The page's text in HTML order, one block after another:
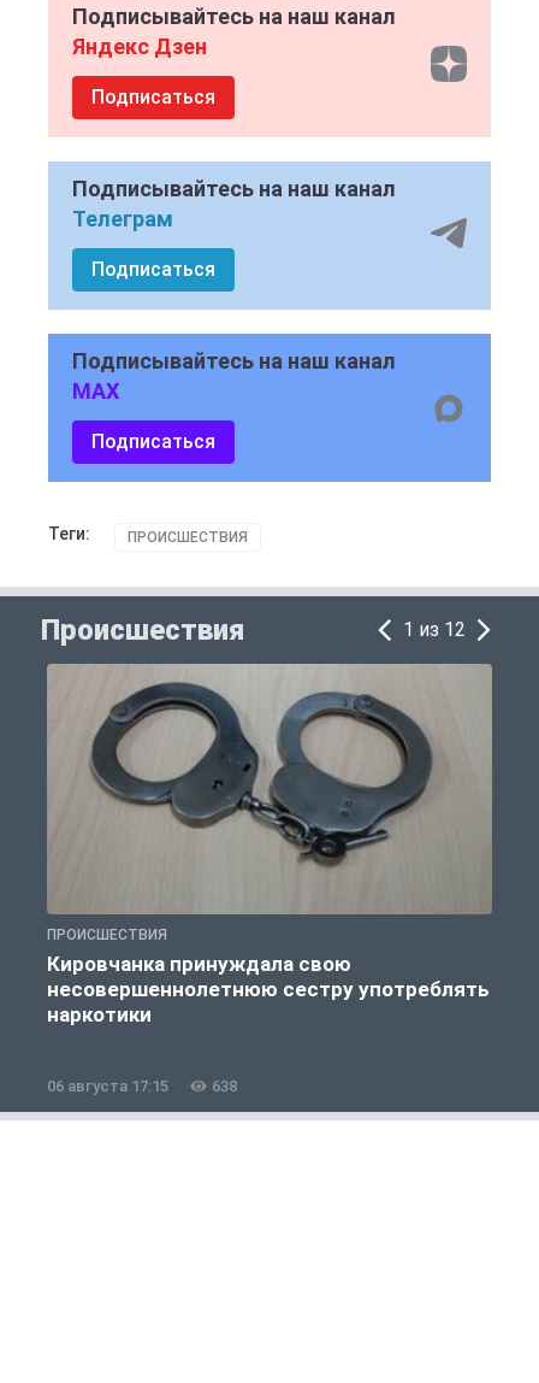
Подписывайтесь на наш канал
Яндекс Дзен
Подписаться
Подписывайтесь на наш канал
Телеграм
Подписаться
Подписывайтесь на наш канал
MAX
Подписаться
Теги: ПРОИСШЕСТВИЯ
Происшествия 1 из 12
ПРОИСШЕСТВИЯ
Кировчанка принуждала свою
несовершеннолетнюю сестру употреблять
наркотики
06 августа 17:15 638